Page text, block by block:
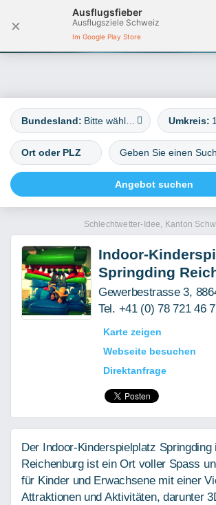
×
Ausflugsfieber
Ausflugsziele Schweiz
Im Google Play Store
Bundesland: Umkreis:
Schlechtwetter-Idee, Kanton
Indoor-
Springding
Gewerbestrasse 3,
Tel. +41 (0) 78 721 46
Karte zeigen
Webseite besuchen
Direktanfrage
Der Indoor-Kinderspielplatz Springding
Reichenburg ist ein Ort voller Spass
für Kinder und Erwachsene mit einer
Attraktionen und Aktivitäten, darunter